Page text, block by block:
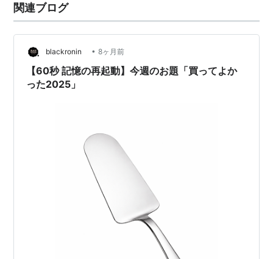
関連ブログ
blackronin • 8ヶ月前
【60秒 記憶の再起動】今週のお題「買ってよか
った2025」